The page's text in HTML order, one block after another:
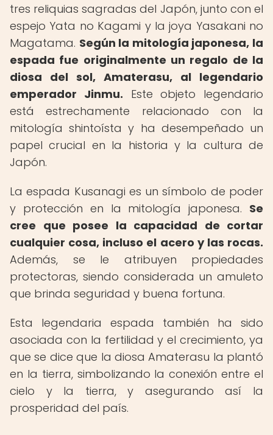
tres reliquias sagradas del Japón, junto con el
espejo Yata no Kagami y la joya Yasakani no
Magatama. Según la mitología japonesa, la
espada fue originalmente un regalo de la
diosa del sol, Amaterasu, al legendario
emperador Jinmu. Este objeto legendario
está estrechamente relacionado con la
mitología shintoísta y ha desempeñado un
papel crucial en la historia y la cultura de
Japón.
La espada Kusanagi es un símbolo de poder
y protección en la mitología japonesa. Se
cree que posee la capacidad de cortar
cualquier cosa, incluso el acero y las rocas.
Además, se le atribuyen propiedades
protectoras, siendo considerada un amuleto
que brinda seguridad y buena fortuna.
Esta legendaria espada también ha sido
asociada con la fertilidad y el crecimiento, ya
que se dice que la diosa Amaterasu la plantó
en la tierra, simbolizando la conexión entre el
cielo y la tierra, y asegurando así la
prosperidad del país.